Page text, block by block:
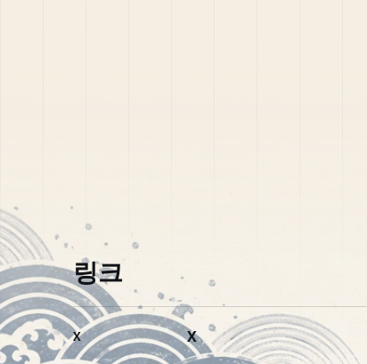
링크
X X